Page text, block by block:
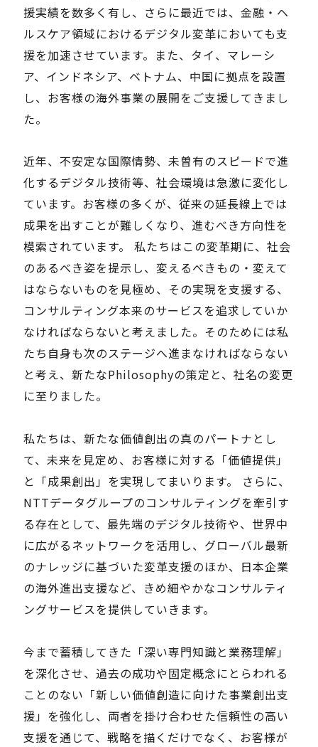
援実績を数多く有し、さらに最近では、金融・ヘ
ルスケア領域におけるデジタル変革においても支
援を加速させています。また、タイ、マレーシ
ア、インドネシア、ベトナム、中国に拠点を設置
し、お客様の海外事業の展開をご支援してきまし
た。
近年、不安定な国際情勢、未曽有のスピードで進
化するデジタル技術等、社会環境は急激に変化し
ています。お客様の多くが、従来の延長線上では
成果を出すことが難しくなり、進むべき方向性を
模索されています。 私たちはこの変革期に、社会
のあるべき姿を提示し、変えるべきもの・変えて
はならないものを見極め、その実現を支援する、
コンサルティング本来のサービスを追求していか
なければならないと考えました。そのためには私
たち自身も次のステージへ進まなければならない
と考え、新たなPhilosophyの策定と、社名の変更
に至りました。
私たちは、新たな価値創出の真のパートナとし
て、未来を見定め、お客様に対する「価値提供」
と「成果創出」を実現してまいります。 さらに、
NTTデータグループのコンサルティングを牽引す
る存在として、最先端のデジタル技術や、世界中
に広がるネットワークを活用し、グローバル最新
のナレッジに基づいた変革支援のほか、日本企業
の海外進出支援など、きめ細やかなコンサルティ
ングサービスを提供していきます。
今まで蓄積してきた「深い専門知識と業務理解」
を深化させ、過去の成功や固定概念にとらわれる
ことのない「新しい価値創造に向けた事業創出支
援」を強化し、両者を掛け合わせた信頼性の高い
支援を通じて、戦略を描くだけでなく、お客様が